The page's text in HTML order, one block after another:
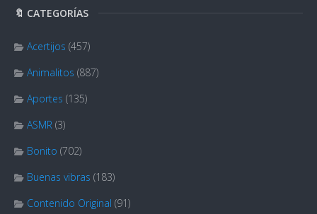
🔖 CATEGORÍAS
Acertijos (457)
Animalitos (887)
Aportes (135)
ASMR (3)
Bonito (702)
Buenas vibras (183)
Contenido Original (91)